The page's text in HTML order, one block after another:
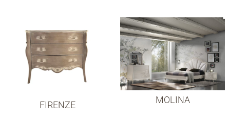
FIRENZE
MOLINA